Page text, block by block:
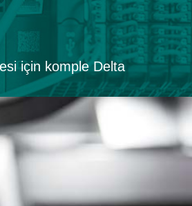
için komple Delta